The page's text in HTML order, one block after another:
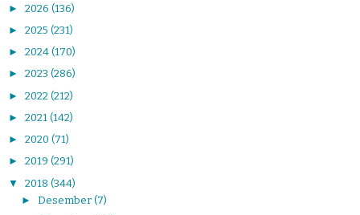
► 2026 (136)
► 2025 (231)
► 2024 (170)
► 2023 (286)
► 2022 (212)
► 2021 (142)
► 2020 (71)
► 2019 (291)
▼ 2018 (344)
► Desember (7)